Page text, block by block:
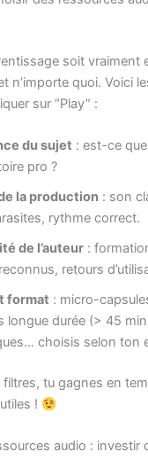
soit vraiment
n’importe quoi. Voici
sur “Play” :
du sujet : est-ce
pro ?
la production : son
rythme correct.
de l’auteur :
retours
format : micro-
longue durée (> 45
choisis selon ton
tu gagnes en
!
audio : investir